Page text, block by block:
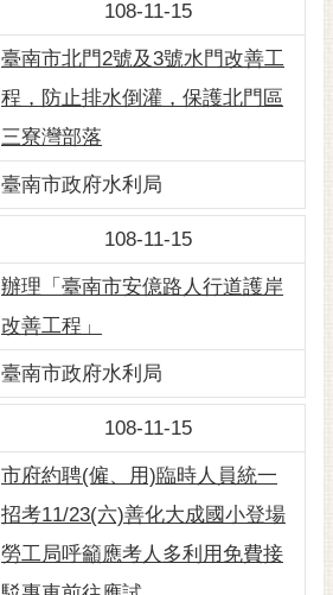
108-11-15
臺南市北門2號及3號水門改善工
程，防止排水倒灌，保護北門區
三寮灣部落
臺南市政府水利局
108-11-15
辦理「臺南市安億路人行道護岸
改善工程」
臺南市政府水利局
108-11-15
市府約聘(僱、用)臨時人員統一
招考11/23(六)善化大成國小登場
勞工局呼籲應考人多利用免費接